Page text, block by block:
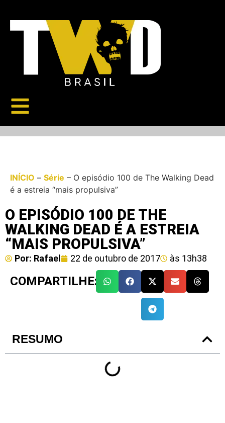
INÍCIO – Série – O episódio 100 de The Walking Dead
é a estreia “mais propulsiva”
O EPISÓDIO 100 DE THE
WALKING DEAD É A ESTREIA
“MAIS PROPULSIVA”
Por: Rafael 22 de outubro de 2017 às 13h38
COMPARTILHE:
RESUMO